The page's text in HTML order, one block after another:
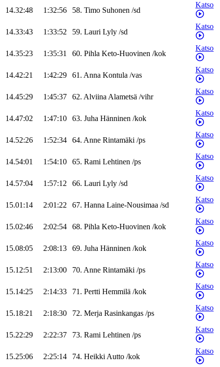
14.32:48 1:32:56 58. Timo Suhonen /sd
Katso
14.33:43 1:33:52 59. Lauri Lyly /sd
Katso
14.35:23 1:35:31 60. Pihla Keto-Huovinen /kok
Katso
14.42:21 1:42:29 61. Anna Kontula /vas
Katso
14.45:29 1:45:37 62. AlviinaAlametsä /vihr
Katso
14.47:02 1:47:10 63. Juha Hänninen /kok
Katso
14.52:26 1:52:34 64. Anne Rintamäki /ps
Katso
14.54:01 1:54:10 65. Rami Lehtinen /ps
Katso
14.57:04 1:57:12 66. Lauri Lyly /sd
Katso
15.01:14 2:01:22 67. Hanna Laine-Nousimaa /sd
Katso
15.02:46 2:02:54 68. Pihla Keto-Huovinen /kok
Katso
15.08:05 2:08:13 69. Juha Hänninen /kok
Katso
15.12:51 2:13:00 70. Anne Rintamäki /ps
Katso
15.14:25 2:14:33 71. Pertti Hemmilä /kok
Katso
15.18:21 2:18:30 72. Merja Rasinkangas /ps
Katso
15.22:29 2:22:37 73. Rami Lehtinen /ps
Katso
15.25:06 2:25:14 74. HeikkiAutto /kok
Katso